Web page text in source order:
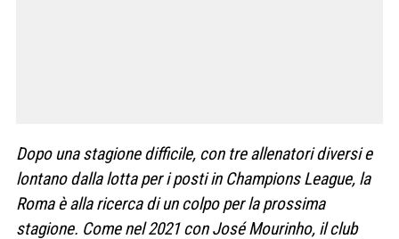
Dopo una stagione difficile, con tre allenatori diversi e
lontano dalla lotta per i posti in Champions League, la
Roma è alla ricerca di un colpo per la prossima
stagione. Come nel 2021 con José Mourinho, il club